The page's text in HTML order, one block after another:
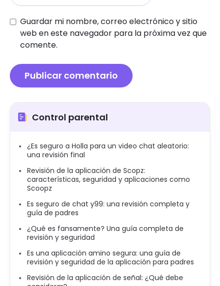
Guardar mi nombre, correo electrónico y sitio
web en este navegador para la próxima vez que
comente.
Control parental
¿Es seguro a Holla para un video chat aleatorio:
una revisión final
Revisión de la aplicación de Scopz:
características, seguridad y aplicaciones como
Scoopz
Es seguro de chat y99: una revisión completa y
guía de padres
¿Qué es fansamente? Una guía completa de
revisión y seguridad
Es una aplicación amino segura: una guía de
revisión y seguridad de la aplicación para padres
Revisión de la aplicación de señal: ¿Qué debe